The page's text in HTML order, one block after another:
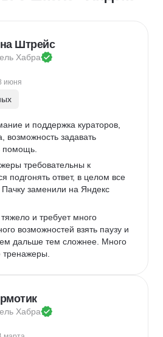
Штрейс
Хабра
июня
и поддержка кураторов,
возможность задавать
помощь.
требовательны к
подгонять ответ, в целом все
заменили на Яндекс
и требует много
возможностей взять паузу и
дальше тем сложнее. Много
тренажеры.
Хабра